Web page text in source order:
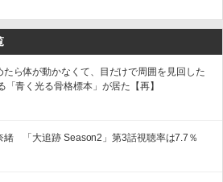
たら体が動かなくて、目だけで周囲を見回した
「青く光る骨格標本」が居た【再】
緒 「大追跡 Season2」第3話視聴率は7.7％